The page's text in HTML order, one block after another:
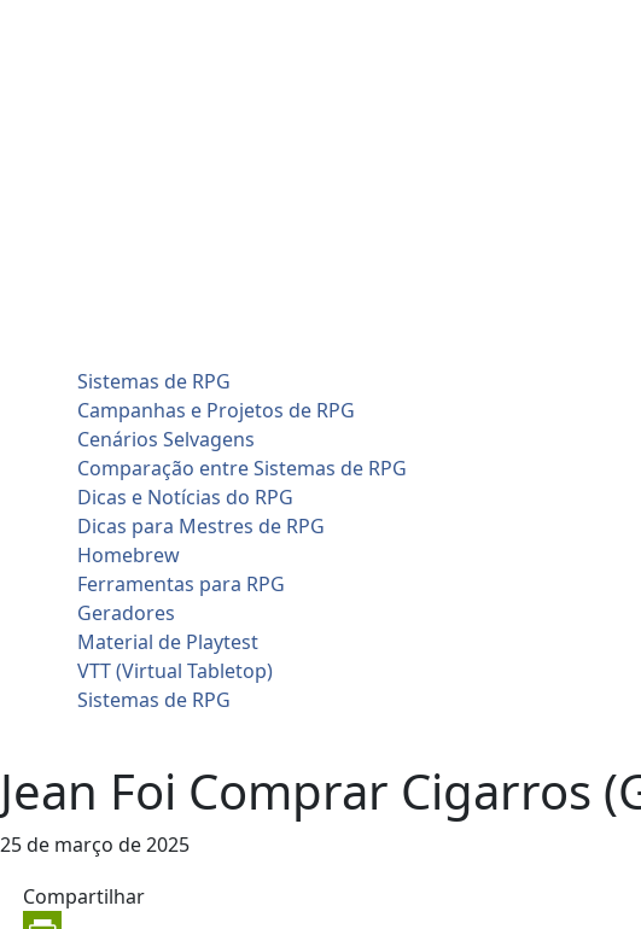
Sistemas de RPG
Campanhas e Projetos de RPG
Cenários Selvagens
Comparação entre Sistemas de RPG
Dicas e Notícias do RPG
Dicas para Mestres de RPG
Homebrew
Ferramentas para RPG
Geradores
Material de Playtest
VTT (Virtual Tabletop)
Sistemas de RPG
Jean Foi Comprar Cigarros
25 de março de 2025
Compartilhar